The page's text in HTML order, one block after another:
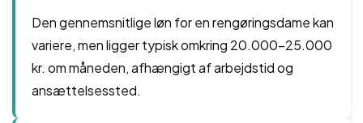
Den gennemsnitlige løn for en rengøringsdame kan
variere, men ligger typisk omkring 20.000-25.000
kr. om måneden, afhængigt af arbejdstid og
ansættelsessted.